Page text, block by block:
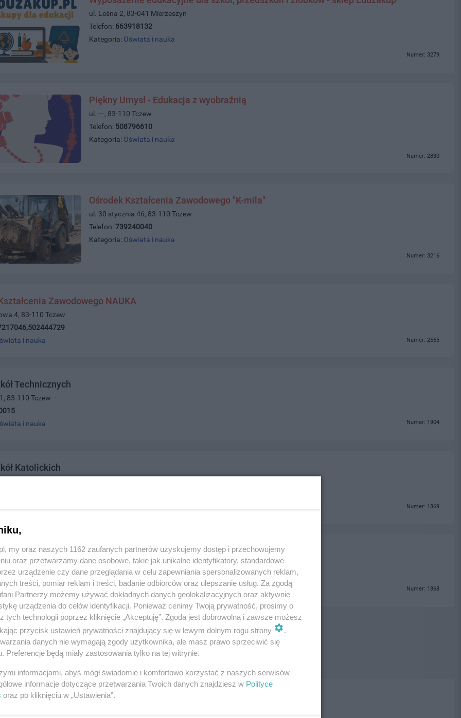
ul. Leśna 2, 83-041 Mierzeszyn
Telefon: 663918132
Kategoria: Oświata i nauka
Numer: 3279
Piękny Umysł - Edukacja z wyobraźnią
ul. ---, 83-110 Tczew
Telefon: 508796610
Kategoria: Oświata i nauka
Numer: 2830
Ośrodek Kształcenia Zawodowego "K-mila"
ul. 30 stycznia 46, 83-110 Tczew
Telefon:739240040
Kategoria: Oświata i nauka
Numer: 3216
Zawodowego NAUKA
4, 83-110 Tczew
i nauka Numer: 2565
Technicznych
83-110 Tczew
i nauka Numer: 1904
Katolickich
Numer: 1869
Ekonomicznych im. ks. St. Janusza Pasierba
83-110 Tczew
i nauka Numer: 1868
Budowlanych i Odzieżowych im. Henryka Sienkiewicza
my oraz naszych 1162 zaufanych partnerów uzyskujemy dostęp i przechowujemy
oraz przetwarzamy dane osobowe, takie jak unikalne identyfikatory, standardowe
urządzenie czy dane przeglądania w celu zapewniania spersonalizowanych reklam,
treści, pomiar reklam i treści, badanie odbiorców oraz ulepszanie usług. Za zgodą
Partnerzy możemy używać dokładnych danych geolokalizacyjnych oraz aktywnie
urządzenia do celów identyfikacji. Ponieważ cenimy Twoją prywatność, prosimy o
tych technologii poprzez kliknięcie „Akceptuję”. Zgoda jest dobrowolna i zawsze możesz
przycisk ustawień prywatności znajdujący się w lewym dolnym rogu strony
.
danych nie wymagają zgody użytkownika, ale masz prawo sprzeciwić się
Preferencje będą miały zastosowania tylko na tej witrynie.
informacjami, abyś mógł świadomie i komfortowo korzystać z naszych serwisów
informacje dotyczące przetwarzania Twoich danych znajdziesz w Polityce
oraz po kliknięciu w „Ustawienia”.